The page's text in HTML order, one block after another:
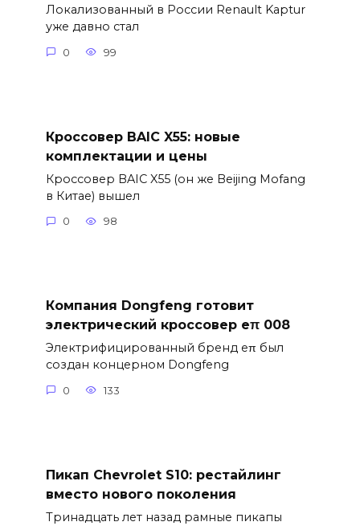
Локализованный в России Renault Kaptur
уже давно стал
0 99
Кроссовер BAIC X55: новые
комплектации и цены
Кроссовер BAIC X55 (он же Beijing Mofang
в Китае) вышел
0 98
Компания Dongfeng готовит
электрический кроссовер eπ 008
Электрифицированный бренд eπ был
создан концерном Dongfeng
0 133
Пикап Chevrolet S10: рестайлинг
вместо нового поколения
Тринадцать лет назад рамные пикапы